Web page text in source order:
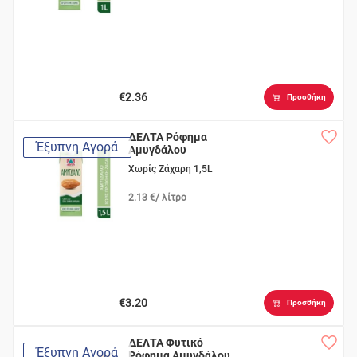
€2.36 Προσθήκη
Έξυπνη Αγορά
ΔΕΛΤΑ Ρόφημα
Αμυγδάλου
Χωρίς Ζάχαρη 1,5L
2.13 €/ λίτρο
€3.20 Προσθήκη
Έξυπνη Αγορά
ΔΕΛΤΑ Φυτικό